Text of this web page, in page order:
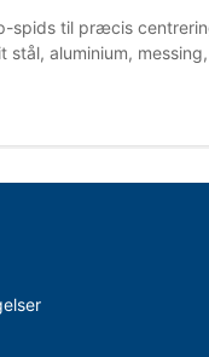
spids til præcis
stål, aluminium,